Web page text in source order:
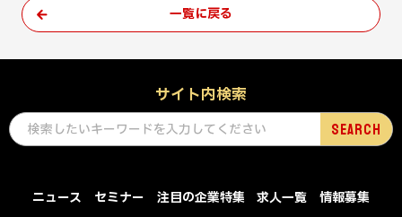
一覧に戻る
サイト内検索
ニュース セミナー 注目の企業特集 求人一覧 情報募集